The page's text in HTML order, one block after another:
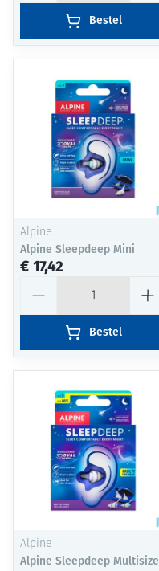
Bestel
Alpine
Alpine Sleepdeep Mini
€ 17,42
Bestel
Alpine
Alpine Sleepdeep Multisize